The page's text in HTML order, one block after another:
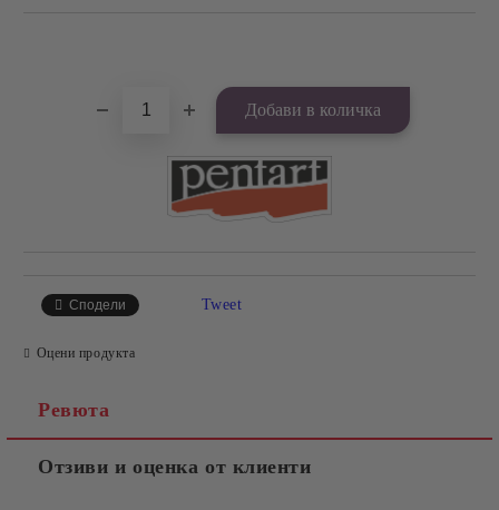
Сподели Tweet
Оцени продукта
Ревюта
Отзиви и оценка от клиенти